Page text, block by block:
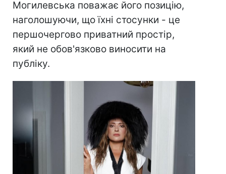
Могилевська поважає його позицію,
наголошуючи, що їхні стосунки - це
першочергово приватний простір,
який не обов'язково виносити на
публіку.